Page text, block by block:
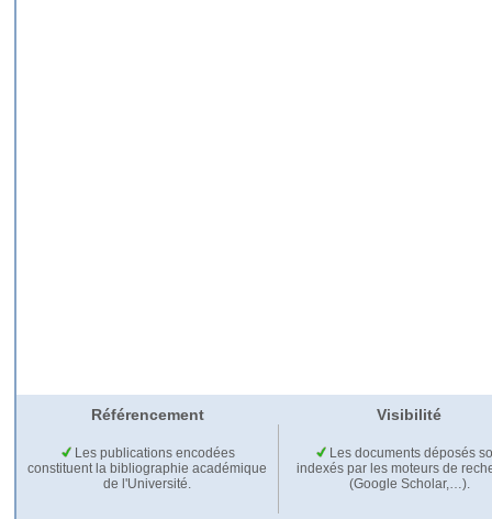
Référencement Visibilité
Les publications encodées
constituent la bibliographie académique
de l'Université.
Les documents déposés
indexés par les moteurs de
(Google Scholar,…).